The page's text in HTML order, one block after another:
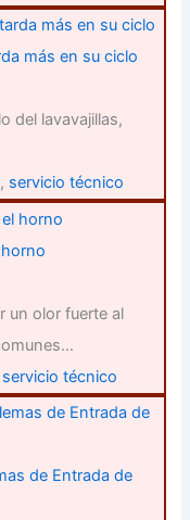
más en su ciclo
del lavavajillas,
, servicio técnico
un olor fuerte al
servicio técnico
de Entrada de